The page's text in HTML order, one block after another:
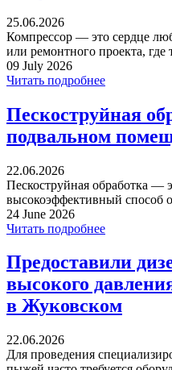
25.06.2026
Компрессор — это сердце
или ремонтного проекта, где
09 July 2026
Читать подробнее
Пескоструйная
подвальном
22.06.2026
Пескоструйная обработка —
высокоэффективный способ
24 June 2026
Читать подробнее
Предоставили
высокого
в Жуковском
22.06.2026
Для проведения